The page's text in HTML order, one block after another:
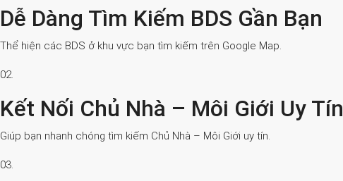
Dễ Dàng Tìm Kiếm BDS Gần Bạn
Thể hiện các BDS ở khu vực bạn tìm kiếm trên Google Map.
02.
Kết Nối Chủ Nhà – Môi Giới Uy Tín
Giúp bạn nhanh chóng tìm kiếm Chủ Nhà – Môi Giới uy tín.
03.